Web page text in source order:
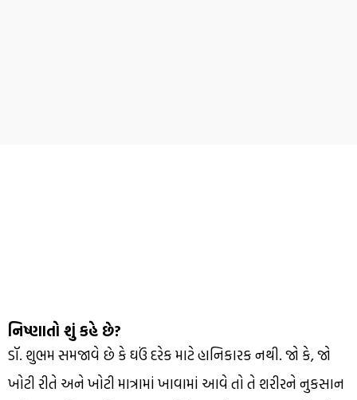
નિષ્ણાતો શું કહે છે?
ડૉ. શુભમ સમજાવે છે કે ઘઉં દરેક માટે હાનિકારક નથી. જો કે, જો
ખોટી રીતે અને ખોટી માત્રામાં ખાવામાં આવે તો તે શરીરને નુકસાન